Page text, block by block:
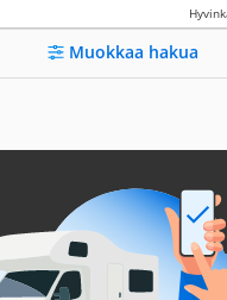
Muokkaa hakua